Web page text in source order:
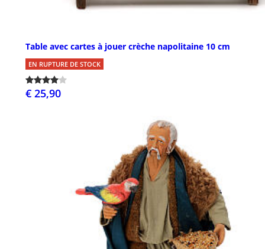
Table avec cartes à jouer crèche napolitaine 10 cm
EN RUPTURE DE STOCK
€ 25,90